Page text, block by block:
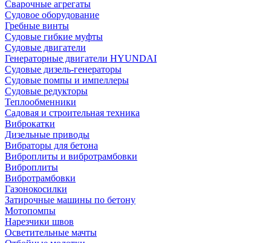
Сварочные агрегаты
Судовое оборудование
Гребные винты
Судовые гибкие муфты
Судовые двигатели
Генераторные двигатели HYUNDAI
Судовые дизель-генераторы
Судовые помпы и импеллеры
Судовые редукторы
Теплообменники
Садовая и строительная техника
Виброкатки
Дизельные приводы
Вибраторы для бетона
Виброплиты и вибротрамбовки
Виброплиты
Вибротрамбовки
Газонокосилки
Затирочные машины по бетону
Мотопомпы
Нарезчики швов
Осветительные мачты